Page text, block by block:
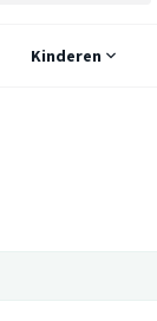
Kinderen